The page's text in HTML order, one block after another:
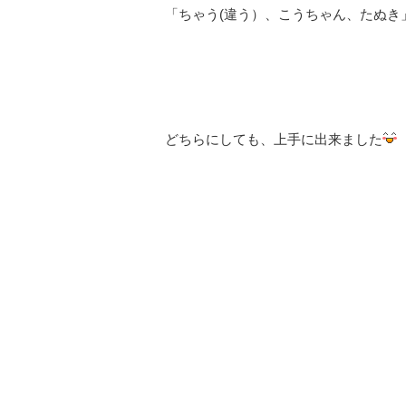
「ちゃう(違う）、こうちゃん、たぬき
どちらにしても、上手に出来ました